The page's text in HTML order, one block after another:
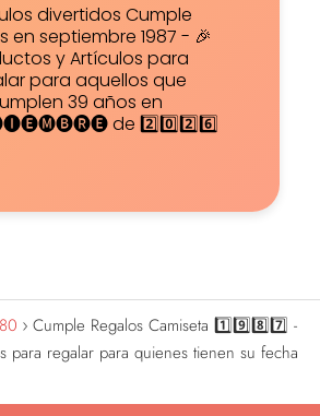
divertidos Cumple
en septiembre 1987 - 🎉
y Artículos para
para aquellos que
39 años en
de 2️⃣0️⃣2️⃣6️⃣
Cumple Regalos Camiseta 1️⃣9️⃣8️⃣7️⃣ -
para regalar para quienes tienen su fecha